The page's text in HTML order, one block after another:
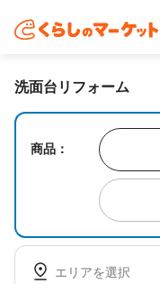
洗面台リフォーム
商品：
エリアを選択